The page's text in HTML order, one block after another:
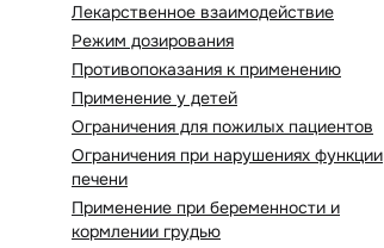
Лекарственное взаимодействие
Режим дозирования
Противопоказания к применению
Применение у детей
Ограничения для пожилых пациентов
Ограничения при нарушениях функции
печени
Применение при беременности и
кормлении грудью